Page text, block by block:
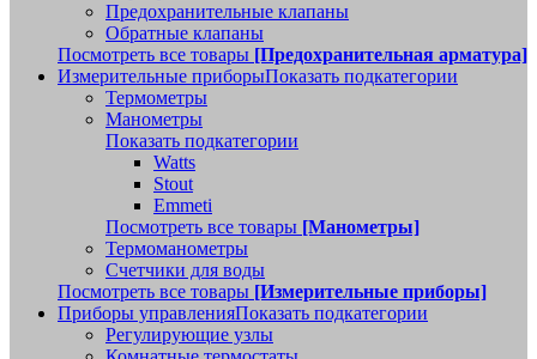
Предохранительные клапаны
Обратные клапаны
Посмотреть все товары [Предохранительная арматура]
Измерительные приборыПоказать подкатегории
Термометры
Манометры
Показать подкатегории
Watts
Stout
Emmeti
Посмотреть все товары [Манометры]
Термоманометры
Счетчики для воды
Посмотреть все товары [Измерительные приборы]
Приборы управленияПоказать подкатегории
Регулирующие узлы